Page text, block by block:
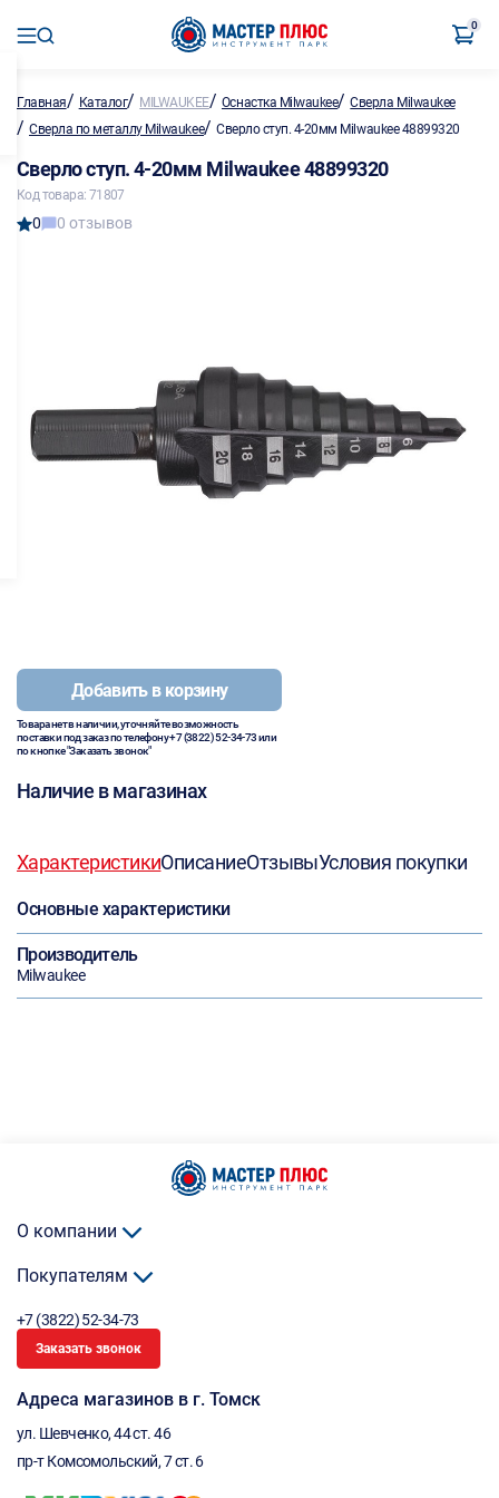
0
Главная/ Каталог/ MILWAUKEE/ Оснастка Milwaukee/Сверла Milwaukee
/ Сверла по металлу Milwaukee/Сверло ступ. 4-20мм Milwaukee 48899320
Сверло ступ. 4-20мм Milwaukee 48899320
Код товара: 71807
0 0 отзывов
Добавить в корзину
Товара нет в наличии, уточняйте возможность
поставки под заказ по телефону+7 (3822) 52-34-73или
по кнопке "Заказать звонок"
Наличие в магазинах
ХарактеристикиОписаниеОтзывыУсловия покупки
Основные характеристики
Производитель
Milwaukee
О компании
Покупателям
+7 (3822) 52-34-73
Заказать звонок
Адреса магазинов в г. Томск
ул. Шевченко, 44 ст. 46
пр-т Комсомольский, 7 ст. 6